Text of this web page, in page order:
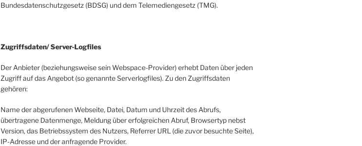
Bundesdatenschutzgesetz (BDSG) und dem Telemediengesetz (TMG).
Zugriffsdaten/ Server-Logfiles
Der Anbieter (beziehungsweise sein Webspace-Provider) erhebt Daten über jeden
Zugriff auf das Angebot (so genannte Serverlogfiles). Zu den Zugriffsdaten
gehören:
Name der abgerufenen Webseite, Datei, Datum und Uhrzeit des Abrufs,
übertragene Datenmenge, Meldung über erfolgreichen Abruf, Browsertyp nebst
Version, das Betriebssystem des Nutzers, Referrer URL (die zuvor besuchte Seite),
IP-Adresse und der anfragende Provider.